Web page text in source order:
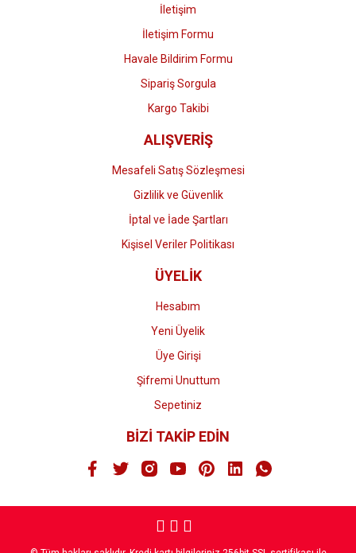
Gönder
İletişim
İletişim Formu
Havale Bildirim Formu
Sipariş Sorgula
Kargo Takibi
ALIŞVERİŞ
Mesafeli Satış Sözleşmesi
Gizlilik ve Güvenlik
İptal ve İade Şartları
Kişisel Veriler Politikası
ÜYELİK
Hesabım
Yeni Üyelik
Üye Girişi
Şifremi Unuttum
Sepetiniz
BİZİ TAKİP EDİN